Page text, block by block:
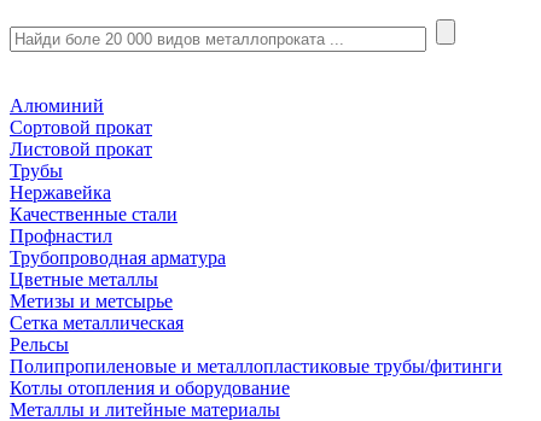
Алюминий
Сортовой прокат
Листовой прокат
Трубы
Нержавейка
Качественные стали
Профнастил
Трубопроводная арматура
Цветные металлы
Метизы и метсырье
Сетка металлическая
Рельсы
Полипропиленовые и металлопластиковые трубы/фитинги
Котлы отопления и оборудование
Металлы и литейные материалы